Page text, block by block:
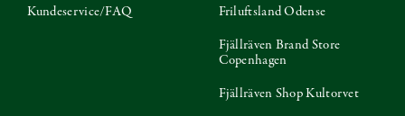
Kundeservice/FAQ
Friluftsland Odense
Fjällräven Brand Store
Copenhagen
Fjällräven Shop Kultorvet